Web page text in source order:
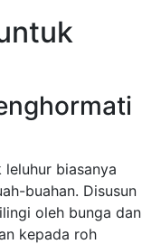
biasanya
buahan. Disusun
oleh bunga dan
kepada roh